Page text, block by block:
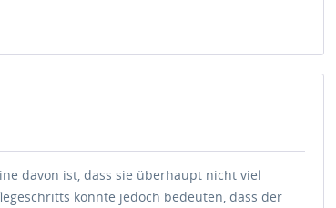
davon ist, dass sie überhaupt nicht viel
könnte jedoch bedeuten, dass der